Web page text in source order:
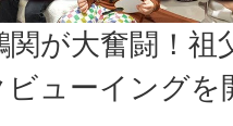
が大奮闘！祖
ューイングを